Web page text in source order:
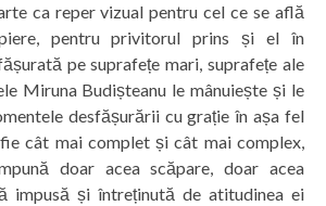
ca reper vizual pentru cel ce se află
pentru privitorul prins și el în
pe suprafețe mari, suprafețe ale
Miruna Budișteanu le mânuiește și le
desfășurării cu grație în așa fel
cât mai complet și cât mai complex,
doar acea scăpare, doar acea
impusă și întreținută de atitudinea ei